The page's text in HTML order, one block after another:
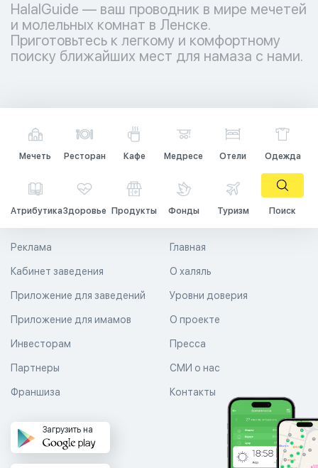
HalalGuide — ваш проводник в мире мечетей
и молельных комнат в Ленске.
Приготовьтесь к легкому и комфортному
поиску ближайших мест для намаза с нами.
Мечеть Ресторан Кафе Медресе Отели Одежда
АтрибутикаЗдоровье Продукты Фонды Туризм Поиск
Главная
О халяль
Уровни доверия
Реклама
Кабинет заведения
Приложение для заведений
Приложение для имамов О проекте
Пресса
СМИ о нас
Контакты
Инвесторам
Партнеры
Франшиза
Загрузить на